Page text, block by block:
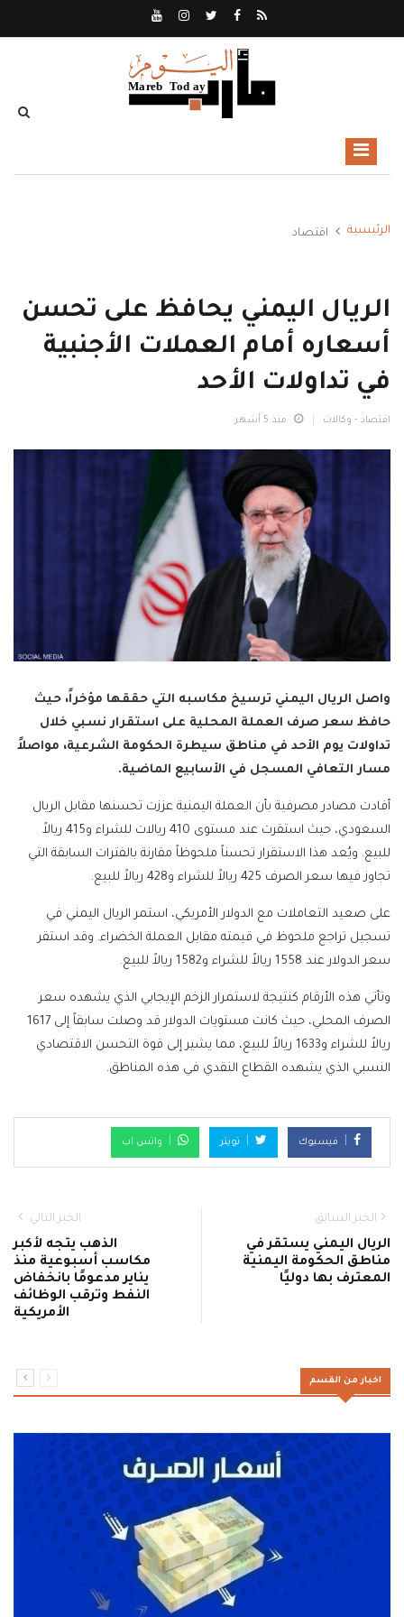
الرئيسية اقتصاد
الريال اليمني يحافظ على تحسن
أسعاره أمام العملات الأجنبية
في تداولات الأحد
اقتصاد - وكالات منذ 5 أشهر
واصل الريال اليمني ترسيخ مكاسبه التي حققها مؤخراً، حيث
حافظ سعر صرف العملة المحلية على استقرار نسبي خلال
تداولات يوم الأحد في مناطق سيطرة الحكومة الشرعية، مواصلاً
مسار التعافي المسجل في الأسابيع الماضية.
أفادت مصادر مصرفية بأن العملة اليمنية عززت تحسنها مقابل الريال
السعودي، حيث استقرت عند مستوى 410 ريالات للشراء و415 ريالاً
للبيع. ويُعد هذا الاستقرار تحسناً ملحوظاً مقارنة بالفترات السابقة التي
تجاوز فيها سعر الصرف 425 ريالاً للشراء و428 ريالاً للبيع.
على صعيد التعاملات مع الدولار الأمريكي، استمر الريال اليمني في
تسجيل تراجع ملحوظ في قيمته مقابل العملة الخضراء. وقد استقر
سعر الدولار عند 1558 ريالاً للشراء و1582 ريالاً للبيع.
وتأتي هذه الأرقام كنتيجة لاستمرار الزخم الإيجابي الذي يشهده سعر
الصرف المحلي، حيث كانت مستويات الدولار قد وصلت سابقاً إلى 1617
ريالاً للشراء و1633 ريالاً للبيع، مما يشير إلى قوة التحسن الاقتصادي
النسبي الذي يشهده القطاع النقدي في هذه المناطق.
فيسبوك تويتر واتس اب
الخبر السابق
الريال اليمني يستقر في
مناطق الحكومة اليمنية
المعترف بها دوليًا
الخبر التالي
الذهب يتجه لأكبر
مكاسب أسبوعية منذ
يناير مدعومًا بانخفاض
النفط وترقب الوظائف
الأمريكية
اخبار من القسم